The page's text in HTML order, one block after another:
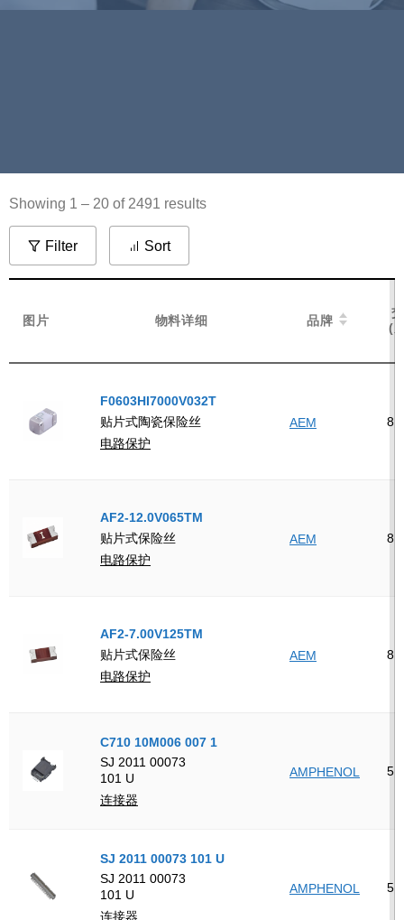
Showing 1 – 20 of 2491 results
Filter Sort
图片 物料详细 品牌
(
图片 物料详细 品牌
(
F0603HI7000V032T
贴片式陶瓷保险丝
电路保护
AEM 8
AF2-12.0V065TM
贴片式保险丝
电路保护
AEM 8
AF2-7.00V125TM
贴片式保险丝
电路保护
AEM 8
C710 10M006 007 1
SJ 2011 00073
101 U
连接器
AMPHENOL 5
SJ 2011 00073 101 U
SJ 2011 00073
101 U
连接器
AMPHENOL 5